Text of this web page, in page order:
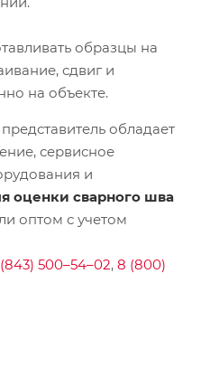
образцы на
сдвиг и
на объекте.
обладает
сервисное
и
оценки сварного шва
оптом с учетом
500–54–02, 8 (800)